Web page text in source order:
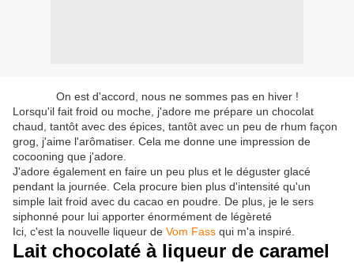
On est d'accord, nous ne sommes pas en hiver !
Lorsqu'il fait froid ou moche, j'adore me prépare un chocolat
chaud, tantôt avec des épices, tantôt avec un peu de rhum façon
grog, j'aime l'arômatiser. Cela me donne une impression de
cocooning que j'adore.
J'adore également en faire un peu plus et le déguster glacé
pendant la journée. Cela procure bien plus d'intensité qu'un
simple lait froid avec du cacao en poudre. De plus, je le sers
siphonné pour lui apporter énormément de légèreté
Ici, c'est la nouvelle liqueur de Vom Fass qui m'a inspiré.
Lait chocolaté à liqueur de caramel